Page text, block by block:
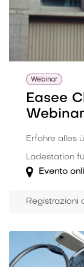
Webinar
Easee
Erfahre alles
Ladestation
Evento
Registrazioni